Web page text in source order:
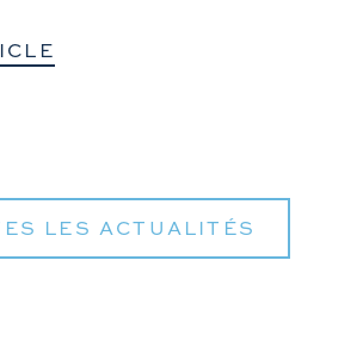
LES ACTUALITÉS